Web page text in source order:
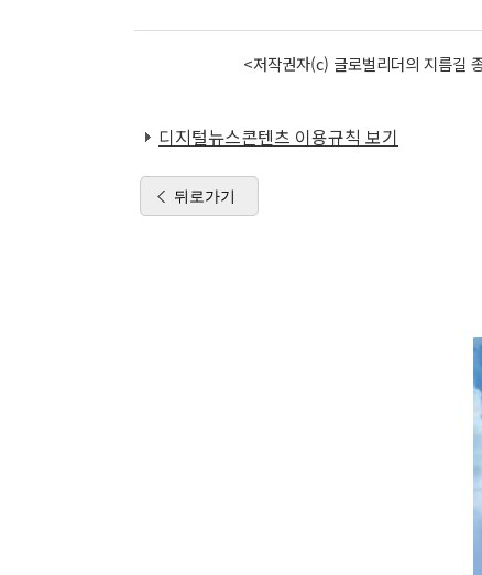
<저작권자(c) 글로벌리더의 지름길
디지털뉴스콘텐츠 이용규칙 보기
뒤로가기